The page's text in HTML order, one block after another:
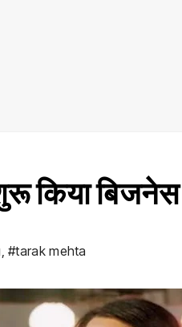
किया बिजनेस
,#tarak mehta